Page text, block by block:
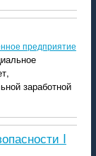
предприятие
заработной